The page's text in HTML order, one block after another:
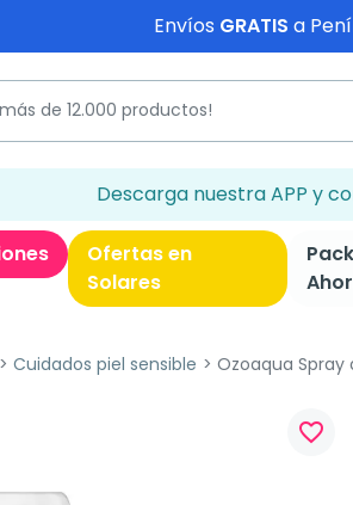
Envíos GRATIS a
Descarga nuestra APP y
Ofertas en
Solares
Cuidados piel sensible Ozoaqua Spray
favorite_border